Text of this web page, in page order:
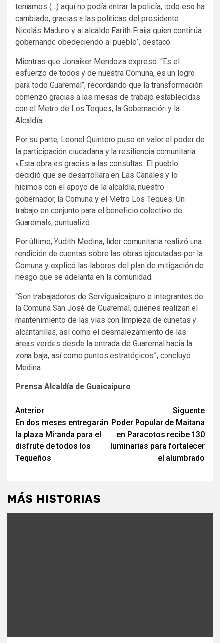
teníamos (…) aquí no podía entrar la policía, todo eso ha
cambiado, gracias a las políticas del presidente
Nicolás Maduro y al alcalde Farith Fraija quien continúa
gobernando obedeciendo al pueblo”, destacó.
Mientras que Jonaiker Mendoza expresó: “Es el
esfuerzo de todos y de nuestra Comuna, es un logro
para todo Guaremal”, recordando que la transformación
comenzó gracias a las mesas de trabajo establecidas
con el Metro de Los Teques, la Gobernación y la
Alcaldía.
Por su parte, Leonel Quintero puso en valor el poder de
la participación ciudadana y la resiliencia comunitaria.
«Esta obra es gracias a las consultas. El pueblo
decidió que se desarrollara en Las Canales y lo
hicimos con el apoyo de la alcaldía, nuestro
gobernador, la Comuna y el Metro Los Teques. Un
trabajo en conjunto para el beneficio colectivo de
Guaremal», puntualizó.
Por último, Yudith Medina, líder comunitaria realizó una
rendición de cuentas sobre las obras ejecutadas por la
Comuna y explicó las labores del plan de mitigación de
riesgo que se adelanta en la comunidad.
“Son trabajadores de Serviguaicaipuro e integrantes de
la Comuna San José de Guaremal, quienes realizan el
mantenimiento de las vías con limpieza de cunetas y
alcantarillas, así como el desmalezamiento de las
áreas verdes desde la entrada de Guaremal hacia la
zona baja, así como puntos estratégicos”, concluyó
Medina.
Prensa Alcaldía de Guaicaipuro
Navegación
de
entradas
Anterior
En dos meses entregarán
la plaza Miranda para el
disfrute de todos los
Tequeños
Siguente
Poder Popular de Maitana
en Paracotos recibe 130
luminarias para fortalecer
el alumbrado
MÁS HISTORIAS